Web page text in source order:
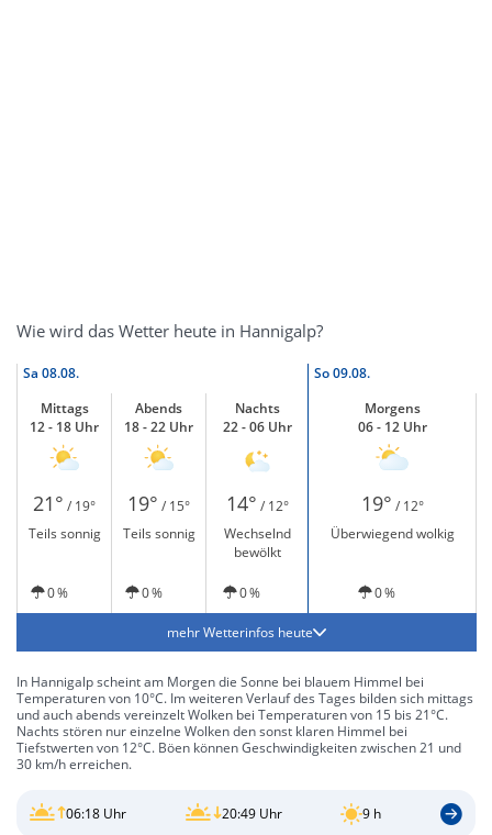
Wie wird das Wetter heute in Hannigalp?
Sa 08.08. So09.08.
Mittags
12 - 18 Uhr
Abends
18 - 22 Uhr
Nachts
22 - 06 Uhr
Morgens
06 - 12 Uhr
21° / 19° 19° / 15° 14° / 12° 19° / 12°
Teils sonnig
Teils sonnig
Wechselnd
bewölkt
Überwiegend wolkig
0 % 0 % 0 % 0 %
mehr Wetterinfos heute
In Hannigalp scheint am Morgen die Sonne bei blauem Himmel bei
Temperaturen von 10°C. Im weiteren Verlauf des Tages bilden sich mittags
und auch abends vereinzelt Wolken bei Temperaturen von 15 bis 21°C.
Nachts stören nur einzelne Wolken den sonst klaren Himmel bei
Tiefstwerten von 12°C. Böen können Geschwindigkeiten zwischen 21 und
30 km/h erreichen.
06:18 Uhr 20:49 Uhr 9 h